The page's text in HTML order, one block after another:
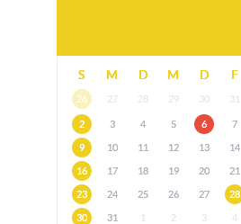
S M D M D F
26 27 28 29 30 31
2 3 4 5 6 7
9 10 11 12 13 14
16 17 18 19 20 21
23 24 25 26 27 28
30 31 1 2 3 4